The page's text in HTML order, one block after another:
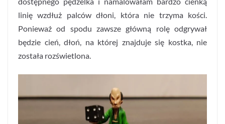
linię wzdłuż palców dłoni, która nie trzyma kości.
Ponieważ od spodu zawsze główną rolę odgrywał
będzie cień, dłoń, na której znajduje się kostka, nie
została rozświetlona.